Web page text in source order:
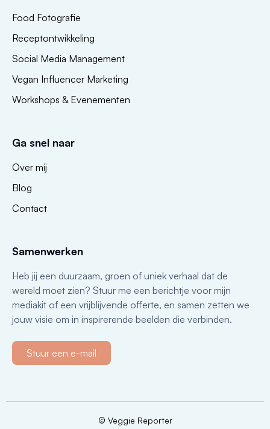
Food Fotografie
Receptontwikkeling
Social Media Management
Vegan Influencer Marketing
Workshops & Evenementen
Ga snel naar
Over mij
Blog
Contact
Samenwerken
Heb jij een duurzaam, groen of uniek verhaal dat de
wereld moet zien? Stuur me een berichtje voor mijn
mediakit of een vrijblijvende offerte, en samen zetten we
jouw visie om in inspirerende beelden die verbinden.
Stuur een e-mail
© Veggie Reporter